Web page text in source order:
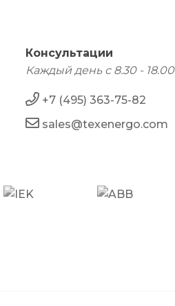
Консультации
Каждый день с 8.30 - 18.00
+7 (495) 363-75-82
sales@texenergo.com